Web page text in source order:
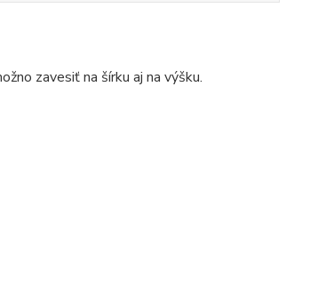
zavesiť na šírku aj na výšku.